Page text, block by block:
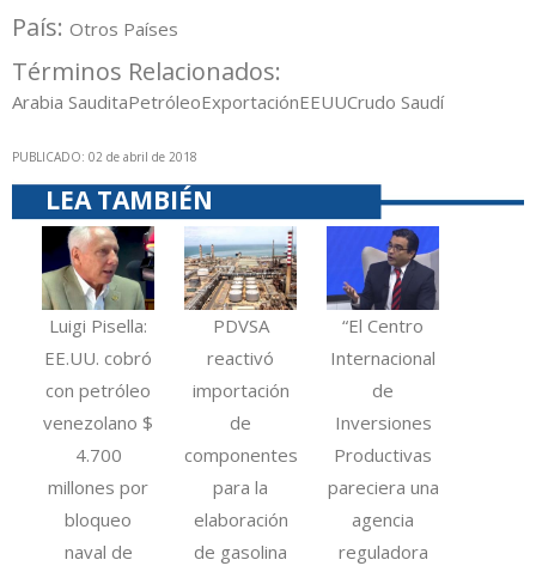
País: Otros Países
Términos Relacionados:
Arabia SauditaPetróleoExportaciónEEUUCrudo Saudí
PUBLICADO: 02 de abril de 2018
LEA TAMBIÉN
Luigi Pisella:
EE.UU. cobró
con petróleo
venezolano $
4.700
millones por
bloqueo
naval de
PDVSA
reactivó
importación
de
componentes
para la
elaboración
de gasolina
“El Centro
Internacional
de
Inversiones
Productivas
pareciera una
agencia
reguladora